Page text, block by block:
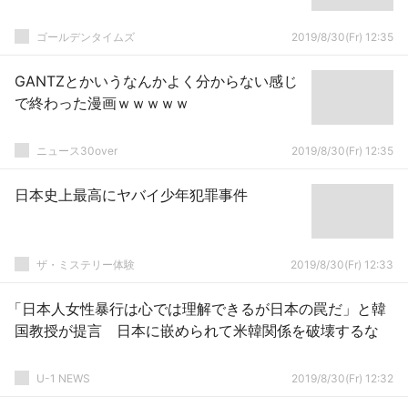
ゴールデンタイムズ 2019/8/30(Fr) 12:35
GANTZとかいうなんかよく分からない感じ
で終わった漫画ｗｗｗｗｗ
ニュース30over 2019/8/30(Fr) 12:35
日本史上最高にヤバイ少年犯罪事件
ザ・ミステリー体験 2019/8/30(Fr) 12:33
「日本人女性暴行は心では理解できるが日本の罠だ」と韓
国教授が提言 日本に嵌められて米韓関係を破壊するな
U-1 NEWS 2019/8/30(Fr) 12:32